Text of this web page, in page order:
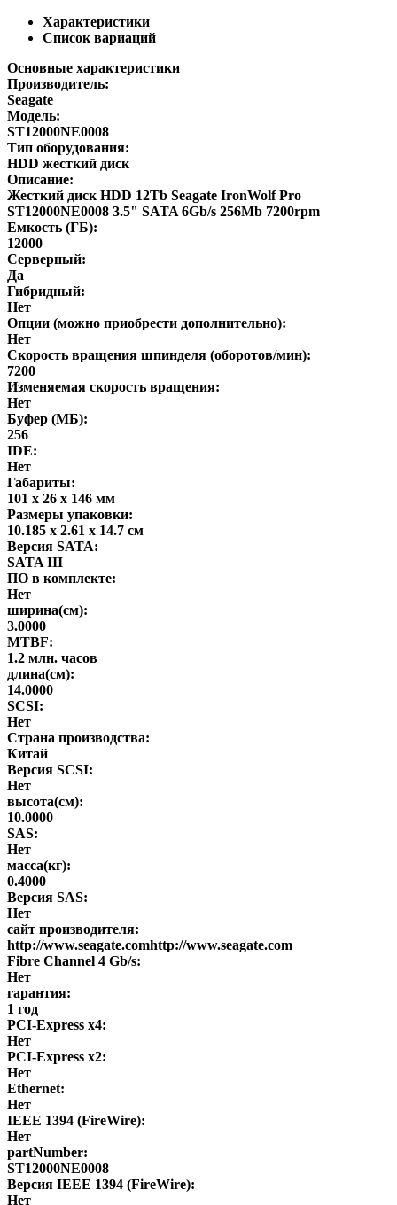
Характеристики
Список вариаций
Основные характеристики
Производитель:
Seagate
Модель:
ST12000NE0008
Тип оборудования:
HDD жесткий диск
Описание:
Жесткий диск HDD 12Tb Seagate IronWolf Pro
ST12000NE0008 3.5" SATA 6Gb/s 256Mb 7200rpm
Емкость (ГБ):
12000
Серверный:
Да
Гибридный:
Нет
Опции (можно приобрести дополнительно):
Нет
Скорость вращения шпинделя (оборотов/мин):
7200
Изменяемая скорость вращения:
Нет
Буфер (МБ):
256
IDE:
Нет
Габариты:
101 x 26 x 146 мм
Размеры упаковки:
10.185 x 2.61 x 14.7 см
Версия SATA:
SATA III
ПО в комплекте:
Нет
ширина(см):
3.0000
MTBF:
1.2 млн. часов
длина(см):
14.0000
SCSI:
Нет
Страна производства:
Китай
Версия SCSI:
Нет
высота(см):
10.0000
SAS:
Нет
масса(кг):
0.4000
Версия SAS:
Нет
сайт производителя:
http://www.seagate.comhttp://www.seagate.com
Fibre Channel 4 Gb/s:
Нет
гарантия:
1 год
PCI-Express x4:
Нет
PCI-Express x2:
Нет
Ethernet:
Нет
IEEE 1394 (FireWire):
Нет
partNumber:
ST12000NE0008
Версия IEEE 1394 (FireWire):
Нет